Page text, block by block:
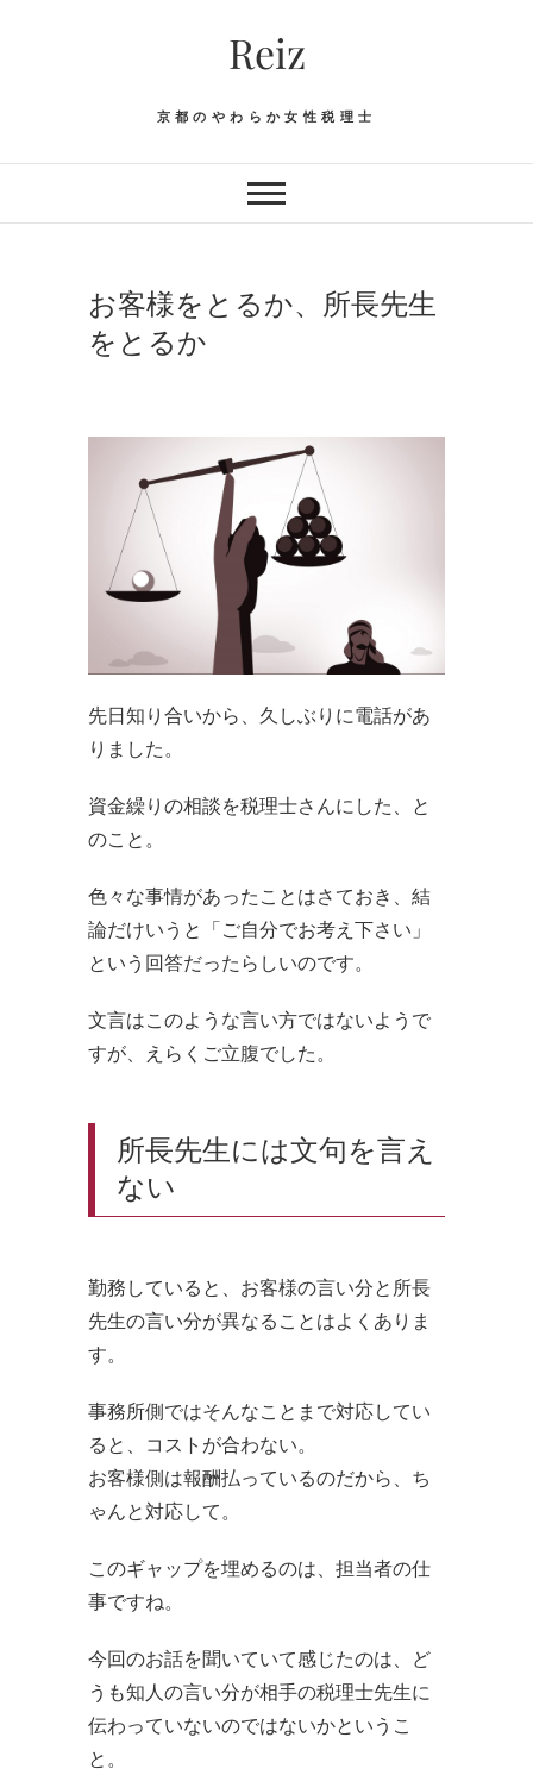
Reiz
京都のやわらか女性税理士
お客様をとるか、所長先生
をとるか
先日知り合いから、久しぶりに電話があ
りました。
資金繰りの相談を税理士さんにした、と
のこと。
色々な事情があったことはさておき、結
論だけいうと「ご自分でお考え下さい」
という回答だったらしいのです。
文言はこのような言い方ではないようで
すが、えらくご立腹でした。
所長先生には文句を言え
ない
勤務していると、お客様の言い分と所長
先生の言い分が異なることはよくありま
す。
事務所側ではそんなことまで対応してい
ると、コストが合わない。
お客様側は報酬払っているのだから、ち
ゃんと対応して。
このギャップを埋めるのは、担当者の仕
事ですね。
今回のお話を聞いていて感じたのは、ど
うも知人の言い分が相手の税理士先生に
伝わっていないのではないかというこ
と。